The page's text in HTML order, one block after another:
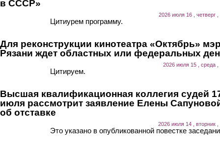
в СССР»
2026 июля 16 , четверг ,
Цитиурем программу.
Для реконструкции кинотеатра «Октябрь»
Рязани ждет областных или федеральных
2026 июля 15 , среда ,
Цитируем.
Высшая квалификационная коллегия судей
июля рассмотрит заявление Елены
об отставке
2026 июля 14 , вторник ,
Это указано в опубликованной повестке